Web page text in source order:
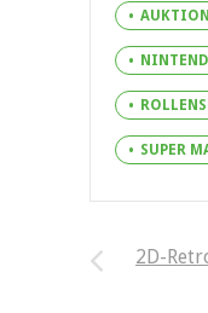
AUKTION
SUPER
2D-